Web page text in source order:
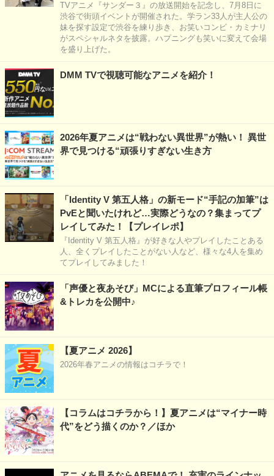
TVアニメ『サンダー３』の放送開始を記念し、7月8日に
渋谷で街頭イベントが開催された。学ラン33人が主人公の
妹を探す設定で渋谷を練り歩き、お笑いコンビ・カミナリ
がスペシャルネタを披露。ハプニングも笑いに変えて会場
を盛り上げた。
DMM TVで視聴可能なアニメを紹介！
2026年夏アニメは“戦わない異世界”が熱い！ 異世
界で見つける“頑張りすぎない生き方
「Identity V 第五人格」の新モード“手記の加筆”は
PvEと聞いたけれど…実際どうなの？集まってプ
レイしてみた！【プレイレポ】
『Identity V 第五人格』が好きな人やプレイしたことある
人、全くプレイしたことがない人など、様々な4人を集め
てプレイしてみました！
「声優と夜あそび」MCによる直筆プロフィール帳
&トレカを公開中♪
【夏アニメ 2026】
2026年春アニメの情報はコチラで！
【コラムはコチラから！】夏アニメは“マイナー時
代”をどう描くのか？／ほか